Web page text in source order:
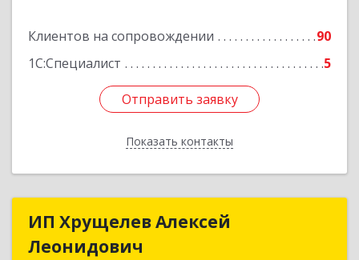
Клиентов на сопровождении
90
1С:Специалист
5
Отправить заявку
Показать контакты
Отправить заявку
Назад
ИП Хрущелев Алексей
Леонидович
ИП Хрущелев Алексей